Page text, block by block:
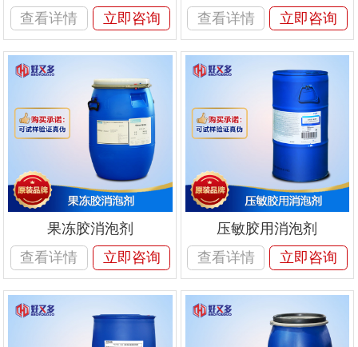
查看详情
立即咨询
查看详情
立即咨询
果冻胶消泡剂
查看详情
立即咨询
压敏胶用消泡剂
查看详情
立即咨询